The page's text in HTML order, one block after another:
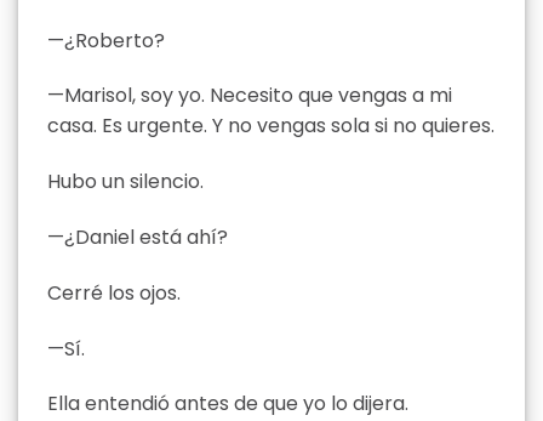
—¿Roberto?
—Marisol, soy yo. Necesito que vengas a mi
casa. Es urgente. Y no vengas sola si no quieres.
Hubo un silencio.
—¿Daniel está ahí?
Cerré los ojos.
—Sí.
Ella entendió antes de que yo lo dijera.